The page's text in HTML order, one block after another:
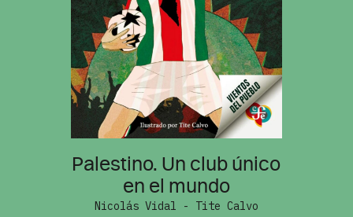
Palestino. Un club único
en el mundo
Nicolás Vidal - Tite Calvo